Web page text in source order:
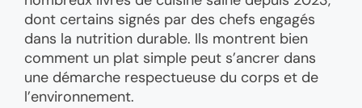
dont certains signés par des chefs engagés
dans la nutrition durable. Ils montrent bien
comment un plat simple peut s’ancrer dans
une démarche respectueuse du corps et de
l’environnement.